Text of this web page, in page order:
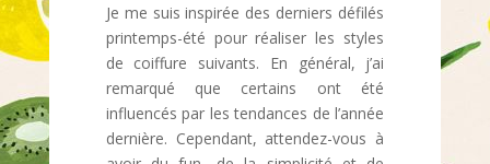
Je me suis inspirée des derniers défilés
printemps-été pour réaliser les styles
de coiffure suivants. En général, j’ai
remarqué que certains ont été
influencés par les tendances de l’année
dernière. Cependant, attendez-vous à